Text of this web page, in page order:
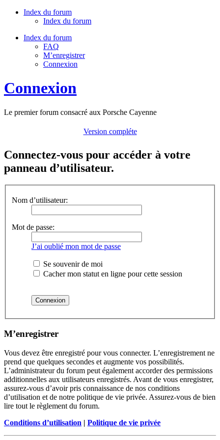
Index du forum
Index du forum
Index du forum
FAQ
M’enregistrer
Connexion
Connexion
Le premier forum consacré aux Porsche Cayenne
Version compléte
Connectez-vous pour accéder à votre
panneau d’utilisateur.
Nom d’utilisateur:
Mot de passe:
J’ai oublié mon mot de passe
Se souvenir de moi
Cacher mon statut en ligne pour cette session
M’enregistrer
Vous devez être enregistré pour vous connecter. L’enregistrement ne
prend que quelques secondes et augmente vos possibilités.
L’administrateur du forum peut également accorder des permissions
additionnelles aux utilisateurs enregistrés. Avant de vous enregistrer,
assurez-vous d’avoir pris connaissance de nos conditions
d’utilisation et de notre politique de vie privée. Assurez-vous de bien
lire tout le règlement du forum.
Conditions d’utilisation | Politique de vie privée